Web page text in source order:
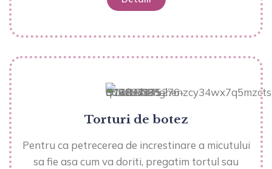
Torturi de botez
Pentru ca petrecerea de increstinare a micutului
sa fie asa cum va doriti, pregatim tortul sau